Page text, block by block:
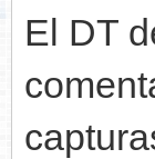
El DT